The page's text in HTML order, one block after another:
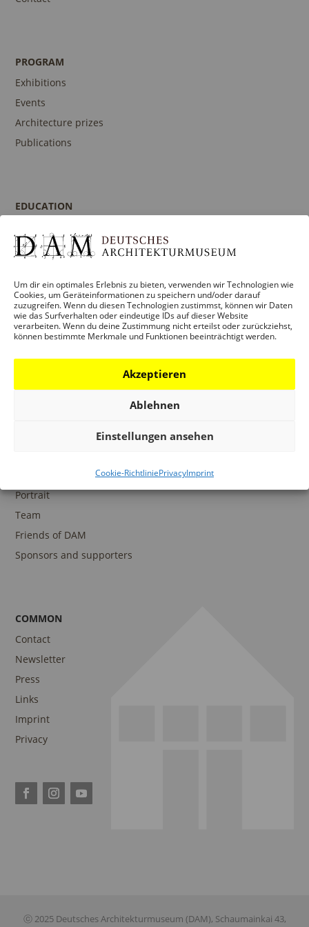
Um dir ein optimales Erlebnis zu bieten, verwenden wir Technologien wie
Cookies, um Geräteinformationen zu speichern und/oder darauf
zuzugreifen. Wenn du diesen Technologien zustimmst, können wir Daten
wie das Surfverhalten oder eindeutige IDs auf dieser Website
verarbeiten. Wenn du deine Zustimmung nicht erteilst oder zurückziehst,
können bestimmte Merkmale und Funktionen beeinträchtigt werden.
Akzeptieren
Ablehnen
Einstellungen ansehen
Cookie-RichtliniePrivacyImprint
PROGRAM
Exhibitions
Events
Architecture prizes
Publications
EDUCATION
Guidances and Tours
Contact person
DAM Digital Collection
Portrait
Team
Friends of DAM
Sponsors and supporters
COMMON
Contact
Newsletter
Press
Links
Imprint
Privacy
ⓒ 2025 Deutsches Architekturmuseum (DAM), Schaumainkai 43,